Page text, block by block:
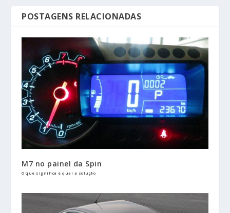
POSTAGENS RELACIONADAS
M7 no painel da Spin
O que significa e qual a solução